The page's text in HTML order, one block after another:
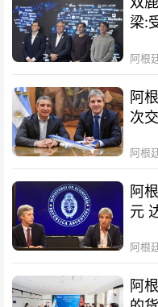
梁:
阿根
阿
次
阿根
阿
元
阿根
阿